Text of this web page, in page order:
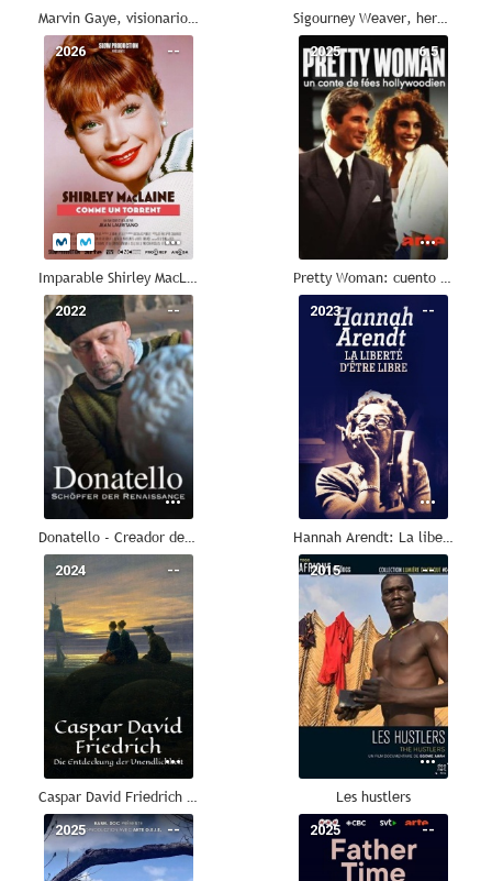
Marvin Gaye, visionario del soul Sigourney Weaver, heroína en acción
--
2026
Imparable Shirley MacLaine
6.5
2025
Pretty Woman: cuento de hadas de Hollywood
--
2022
Donatello - Creador del Renacimiento
--
2023
Hannah Arendt: La liberté d'être libre
--
2024
Caspar David Friedrich - Pintar el infinito
--
2015
Les hustlers
--
2025 --
2025